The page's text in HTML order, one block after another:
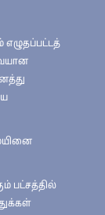
எழுதப்பட்டத்
பட்சத்தில்